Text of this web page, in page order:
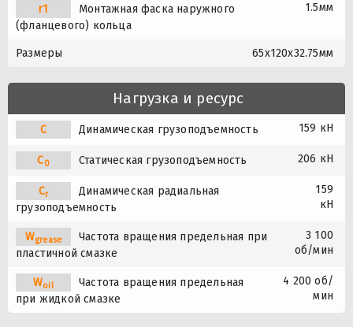
r1
Монтажная фаска наружного
(фланцевого) кольца
1.5мм
Размеры 65x120x32.75мм
Нагрузка и ресурс
C Динамическая грузоподъемность 159 кН
C0 Статическая грузоподъемность 206 кН
Cr
Динамическая радиальная
грузоподъемность
159
кН
Wgrease
Частота вращения предельная при
пластичной смазке
3 100
об/мин
Woil
Частота вращения предельная
при жидкой смазке
4 200 об/
мин